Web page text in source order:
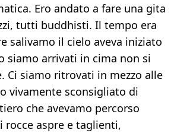
Ero andato a fare una gita
tutti buddhisti. Il tempo era
salivamo il cielo aveva iniziato
siamo arrivati in cima non si
Ci siamo ritrovati in mezzo alle
vivamente sconsigliato di
che avevamo percorso
rocce aspre e taglienti,